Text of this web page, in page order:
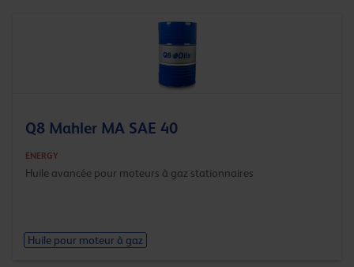
Q8 Mahler MA SAE 40
ENERGY
Huile avancée pour moteurs à gaz stationnaires
Huile pour moteur à gaz